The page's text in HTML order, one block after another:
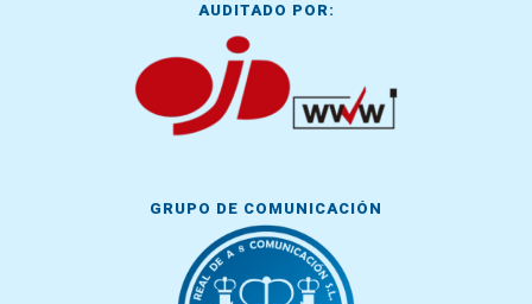
AUDITADO POR:
GRUPO DE COMUNICACIÓN